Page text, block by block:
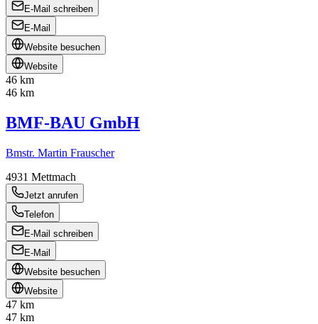
E-Mail schreiben
E-Mail
Website besuchen
Website
46 km
46 km
BMF-BAU GmbH
Bmstr. Martin Frauscher
4931 Mettmach
Jetzt anrufen
Telefon
E-Mail schreiben
E-Mail
Website besuchen
Website
47 km
47 km